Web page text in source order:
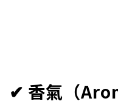
✔︎ 香氣（